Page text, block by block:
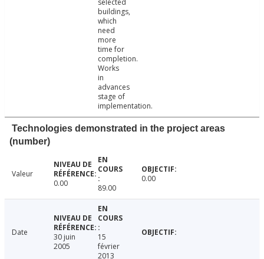
selected
buildings,
which
need
more
time for
completion.
Works
in
advances
stage of
implementation.
Technologies demonstrated in the project areas
(number)
Valeur
0.00
89.00
0.00
Date
30 juin
2005
15
février
2013